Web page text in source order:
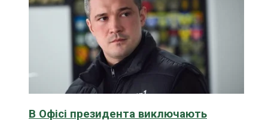
В Офісі президента виключають